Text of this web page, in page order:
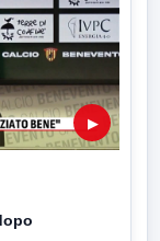
▶